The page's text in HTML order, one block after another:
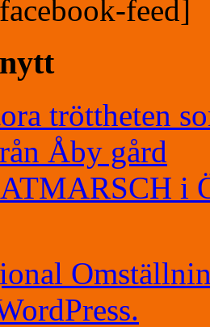
feed]
tröttheten
Åby gård
i